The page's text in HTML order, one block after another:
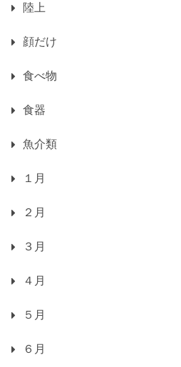
陸上
顔だけ
食べ物
食器
魚介類
１月
２月
３月
４月
５月
６月